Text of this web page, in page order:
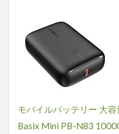
モバイルバッテリー 大
Basix Mini PB-N83